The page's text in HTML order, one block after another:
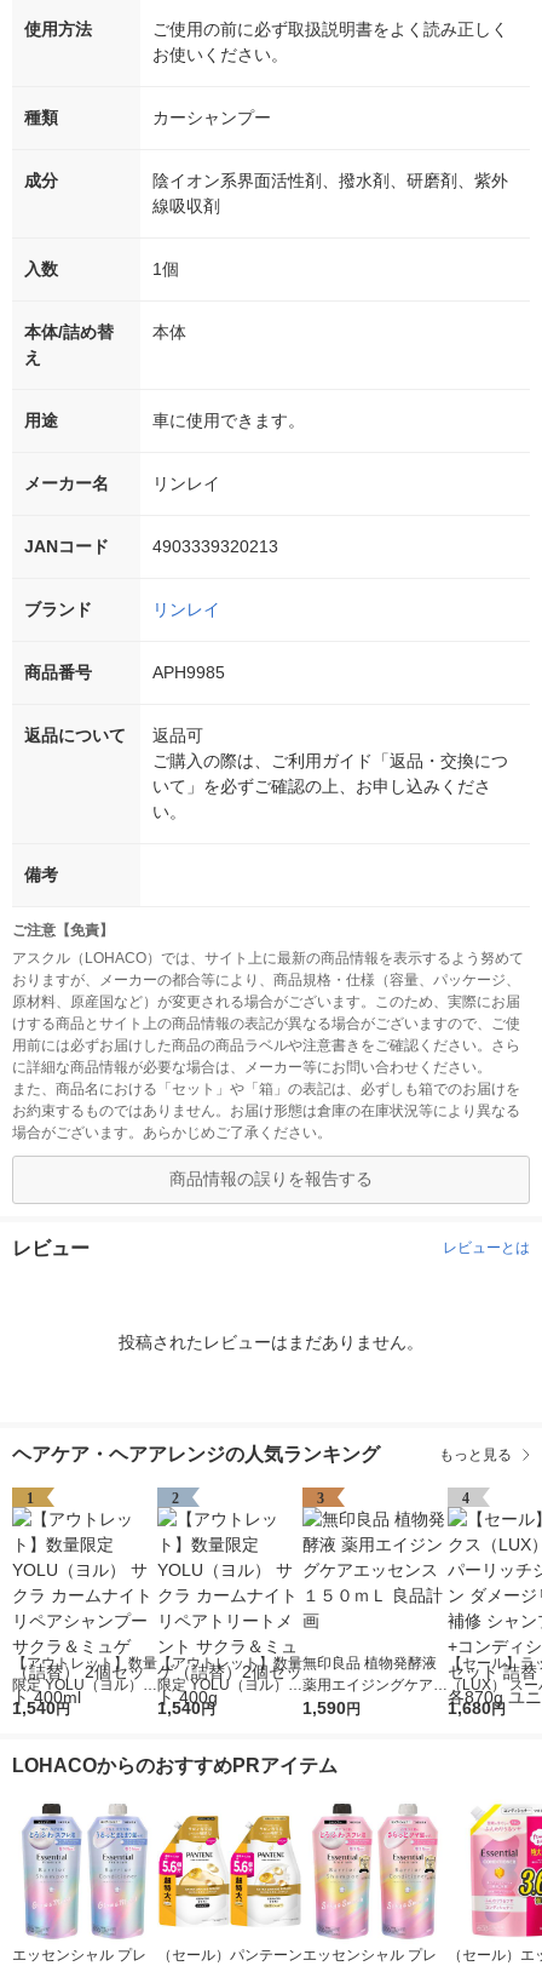
使用方法
ご使用の前に必ず取扱説明書をよく読み正しく
お使いください。
種類 カーシャンプー
成分
陰イオン系界面活性剤、撥水剤、研磨剤、紫外
線吸収剤
入数 1個
本体/詰め替
え
本体
用途 車に使用できます。
メーカー名 リンレイ
JANコード 4903339320213
ブランド リンレイ
商品番号 APH9985
返品について
返品可
ご購入の際は、ご利用ガイド「返品・交換につ
いて」を必ずご確認の上、お申し込みくださ
い。
備考
ご注意【免責】
アスクル（LOHACO）では、サイト上に最新の商品情報を表示するよう努めて
おりますが、メーカーの都合等により、商品規格・仕様（容量、パッケージ、
原材料、原産国など）が変更される場合がございます。このため、実際にお届
けする商品とサイト上の商品情報の表記が異なる場合がございますので、ご使
用前には必ずお届けした商品の商品ラベルや注意書きをご確認ください。さら
に詳細な商品情報が必要な場合は、メーカー等にお問い合わせください。
また、商品名における「セット」や「箱」の表記は、必ずしも箱でのお届けを
お約束するものではありません。お届け形態は倉庫の在庫状況等により異なる
場合がございます。あらかじめご了承ください。
商品情報の誤りを報告する
レビュー レビューとは
投稿されたレビューはまだありません。
ヘアケア・ヘアアレンジの人気ランキング もっと見る
1
【アウトレット】数量
限定 YOLU（ヨル）
サクラ カームナイト
2個セット 400ml
1,540円
2
【アウトレット】数量
限定 YOLU（ヨル）
サクラ カームナイト
替）2個セット 400g
1,540円
3
無印良品 植物発酵液
薬用エイジングケアエ
ッセンス １５０ｍＬ
1,590円
4
【セール】ラ
（LUX） ス
ッチシャイン
1,680円
LOHACOからのおすすめPRアイテム
エッセンシャル プレ
（セール）パンテーンエッセンシャル プレ
（セール）エ